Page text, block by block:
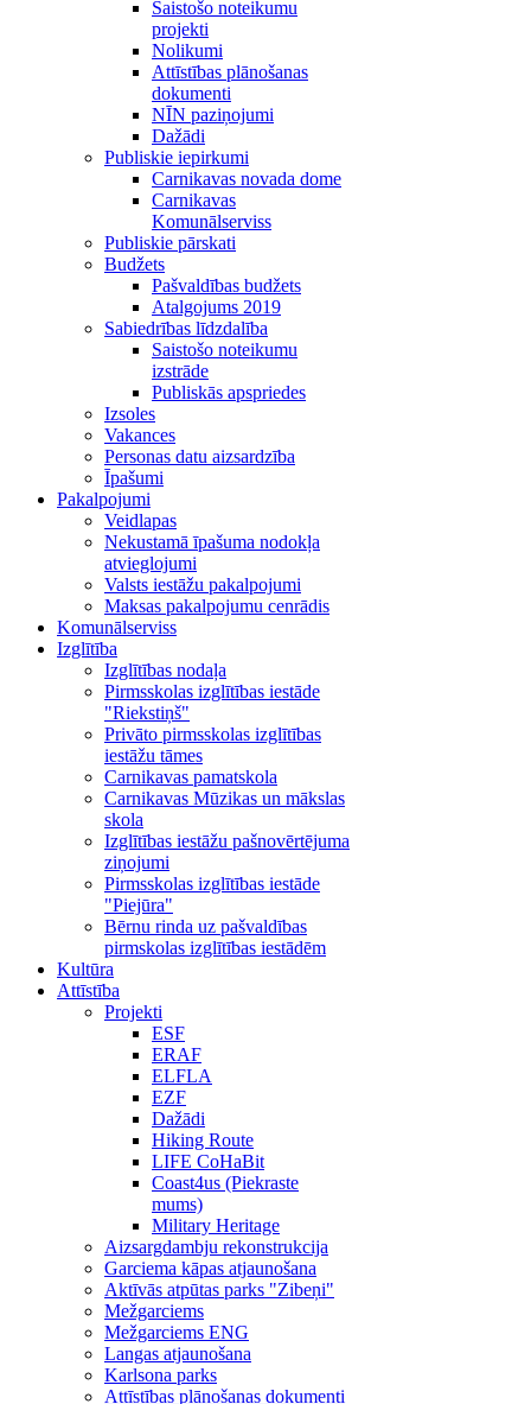
Saistošo noteikumu
projekti
Nolikumi
Attīstības plānošanas
dokumenti
NĪN paziņojumi
Dažādi
Publiskie iepirkumi
Carnikavas novada dome
Carnikavas
Komunālserviss
Publiskie pārskati
Budžets
Pašvaldības budžets
Atalgojums 2019
Sabiedrības līdzdalība
Saistošo noteikumu
izstrāde
Publiskās apspriedes
Izsoles
Vakances
Personas datu aizsardzība
Īpašumi
Pakalpojumi
Veidlapas
Nekustamā īpašuma nodokļa
atvieglojumi
Valsts iestāžu pakalpojumi
Maksas pakalpojumu cenrādis
Komunālserviss
Izglītība
Izglītības nodaļa
Pirmsskolas izglītības iestāde
"Riekstiņš"
Privāto pirmsskolas izglītības
iestāžu tāmes
Carnikavas pamatskola
Carnikavas Mūzikas un mākslas
skola
Izglītības iestāžu pašnovērtējuma
ziņojumi
Pirmsskolas izglītības iestāde
"Piejūra"
Bērnu rinda uz pašvaldības
pirmskolas izglītības iestādēm
Kultūra
Attīstība
Projekti
ESF
ERAF
ELFLA
EZF
Dažādi
Hiking Route
LIFE CoHaBit
Coast4us (Piekraste
mums)
Military Heritage
Aizsargdambju rekonstrukcija
Garciema kāpas atjaunošana
Aktīvās atpūtas parks "Zibeņi"
Mežgarciems
Mežgarciems ENG
Langas atjaunošana
Karlsona parks
Attīstības plānošanas dokumenti